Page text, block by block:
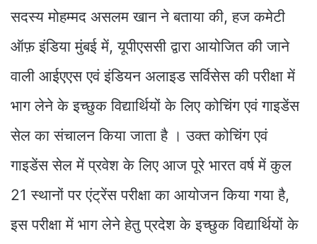
सदस्य मोहम्मद असलम खान ने बताया की, हज कमेटी
ऑफ़ इंडिया मुंबई में, यूपीएससी द्वारा आयोजित की जाने
वाली आईएएस एवं इंडियन अलाइड सर्विसेस की परीक्षा में
भाग लेने के इच्छुक विद्यार्थियों के लिए कोचिंग एवं गाइडेंस
सेल का संचालन किया जाता है । उक्त कोचिंग एवं
गाइडेंस सेल में प्रवेश के लिए आज पूरे भारत वर्ष में कुल
21 स्थानों पर एंट्रेंस परीक्षा का आयोजन किया गया है,
इस परीक्षा में भाग लेने हेतु प्रदेश के इच्छुक विद्यार्थियों के